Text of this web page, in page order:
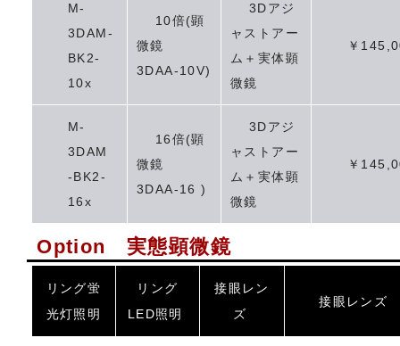
M-
3DAM-
BK2-
10x
10倍(顕
微鏡
3DAA-10V)
3Dアジ
ャストアー
ム＋実体顕
微鏡
￥
M-
3DAM
-BK2-
16x
16倍(顕
微鏡
3DAA-16 )
3Dアジ
ャストアー
ム＋実体顕
微鏡
￥
Option 実態顕微鏡
リング蛍
光灯照明
リング
LED照明
接眼レン
ズ
接眼レンズ